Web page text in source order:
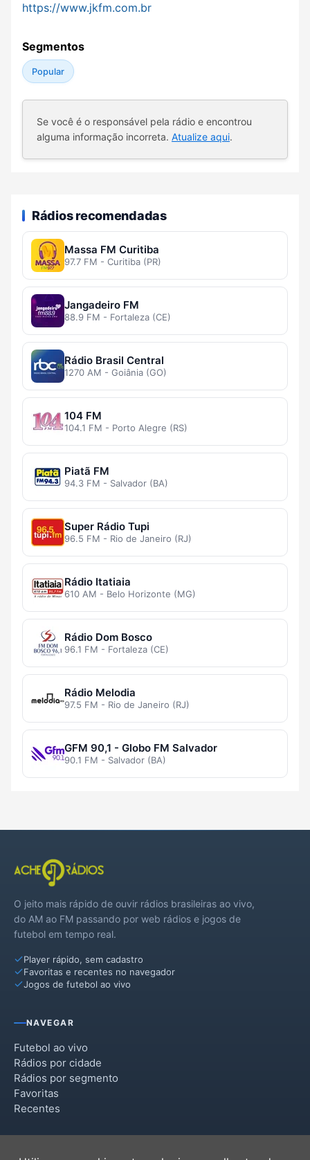
https://www.jkfm.com.br
Segmentos
Popular
Se você é o responsável pela rádio e encontrou
alguma informação incorreta. Atualize aqui.
Rádios recomendadas
Massa FM Curitiba
97.7 FM - Curitiba (PR)
Jangadeiro FM
88.9 FM - Fortaleza (CE)
Rádio Brasil Central
1270 AM - Goiânia (GO)
104 FM
104.1 FM - Porto Alegre (RS)
Piatã FM
94.3 FM - Salvador (BA)
Super Rádio Tupi
96.5 FM - Rio de Janeiro (RJ)
Rádio Itatiaia
610 AM - Belo Horizonte (MG)
Rádio Dom Bosco
96.1 FM - Fortaleza (CE)
Rádio Melodia
97.5 FM - Rio de Janeiro (RJ)
GFM 90,1 - Globo FM Salvador
90.1 FM - Salvador (BA)
O jeito mais rápido de ouvir rádios brasileiras ao vivo,
do AM ao FM passando por web rádios e jogos de
futebol em tempo real.
Player rápido, sem cadastro
Favoritas e recentes no navegador
Jogos de futebol ao vivo
NAVEGAR
Futebol ao vivo
Rádios por cidade
Rádios por segmento
Favoritas
Recentes